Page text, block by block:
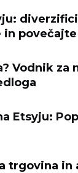
in
Vodnik za
Etsyju:
trgovina in